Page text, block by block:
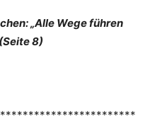
„Alle Wege führen
8)